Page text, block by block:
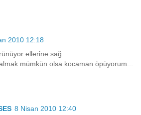
2010 12:18
ellerine sağ
mümkün olsa kocaman öpüyorum...
8 Nisan 2010 12:40